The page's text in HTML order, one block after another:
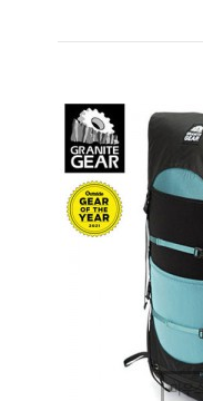
마우